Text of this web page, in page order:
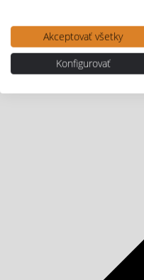
Akceptovať všetky
Konfigurovať